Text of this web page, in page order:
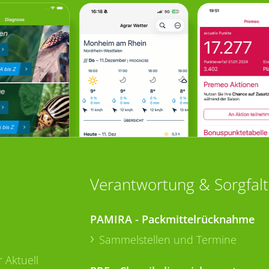
Aktuell
Verantwortung & Sorgfalt
PAMIRA - Packmittelrücknahme
Sammelstellen und Termine